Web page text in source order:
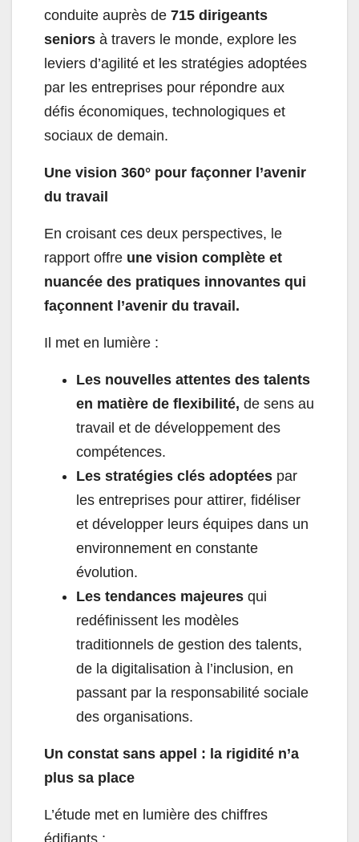
conduite auprès de 715 dirigeants
seniors à travers le monde, explore les
leviers d’agilité et les stratégies adoptées
par les entreprises pour répondre aux
défis économiques, technologiques et
sociaux de demain.
Une vision 360° pour façonner l’avenir
du travail
En croisant ces deux perspectives, le
rapport offre une vision complète et
nuancée des pratiques innovantes qui
façonnent l’avenir du travail.
Il met en lumière :
Les nouvelles attentes des talents
en matière de flexibilité, de sens au
travail et de développement des
compétences.
Les stratégies clés adoptées par
les entreprises pour attirer, fidéliser
et développer leurs équipes dans un
environnement en constante
évolution.
Les tendances majeures qui
redéfinissent les modèles
traditionnels de gestion des talents,
de la digitalisation à l’inclusion, en
passant par la responsabilité sociale
des organisations.
Un constat sans appel : la rigidité n’a
plus sa place
L’étude met en lumière des chiffres
édifiants :